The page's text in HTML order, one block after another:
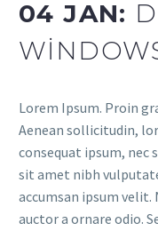
04 JAN:
Lorem Ipsum. Proin
Aenean sollicitudin,
consequat ipsum, nec
sit amet nibh
accumsan ipsum
auctor a ornare odio.